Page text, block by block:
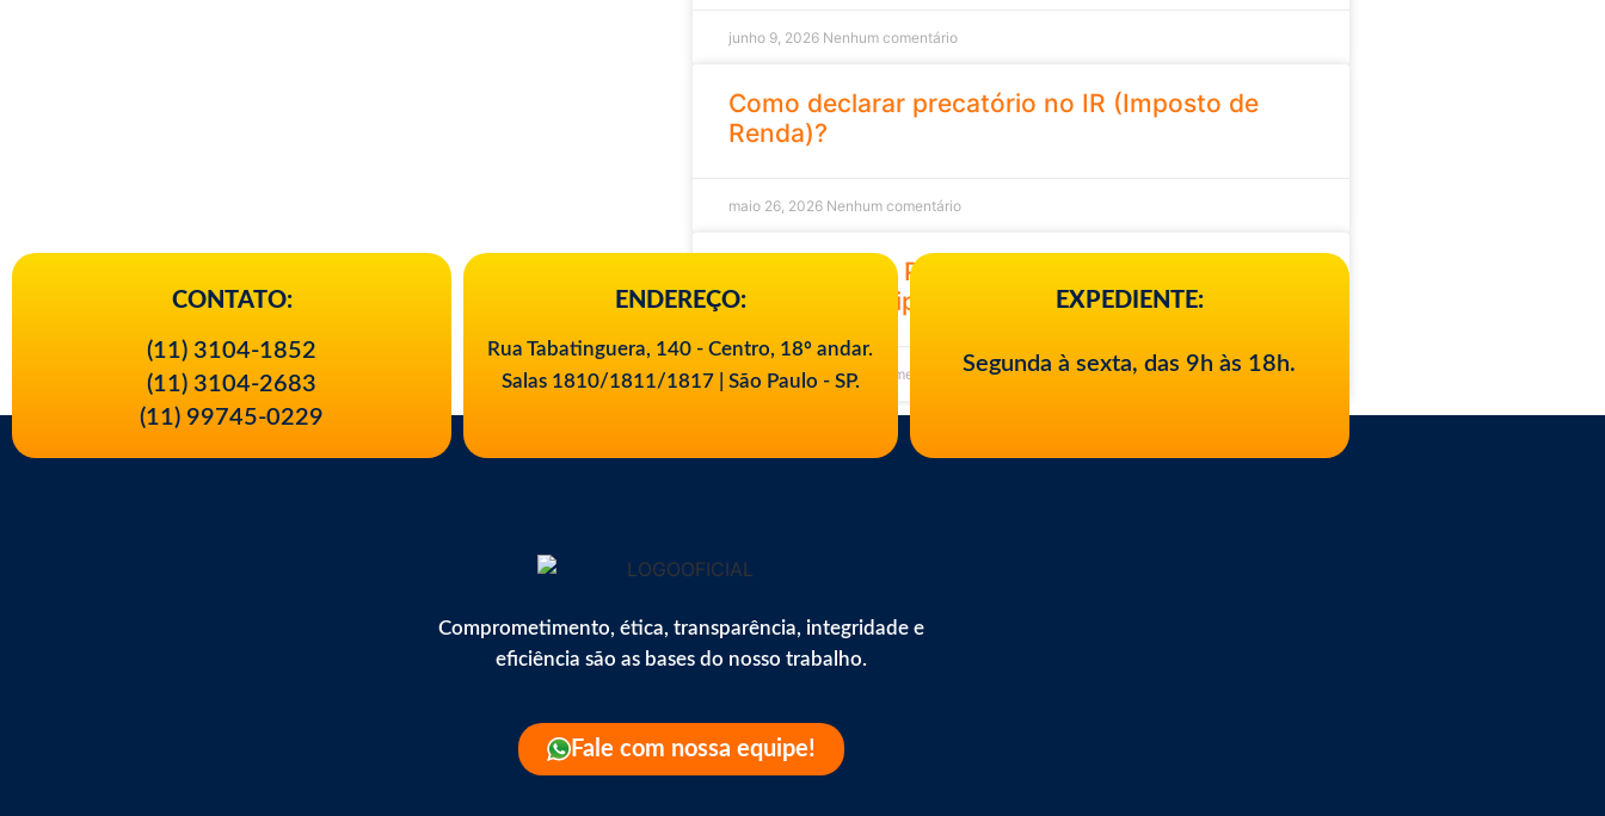
junho 9, 2026 Nenhum comentário
Como declarar precatório no IR (Imposto de
Renda)?
maio 26, 2026 Nenhum comentário
Acordo Direto PGE: conheça a modalidade que
permite antecipar precatórios estaduais de SP
maio 7, 2026 Nenhum comentário
CONTATO:
(11) 3104-1852
(11) 3104-2683
(11) 99745-0229
ENDEREÇO:
Rua Tabatinguera, 140 - Centro, 18º andar.
Salas 1810/1811/1817 | São Paulo - SP.
EXPEDIENTE:
Segunda à sexta, das 9h às 18h.
Comprometimento, ética, transparência, integridade e
eficiência são as bases do nosso trabalho.
Fale com nossa equipe!